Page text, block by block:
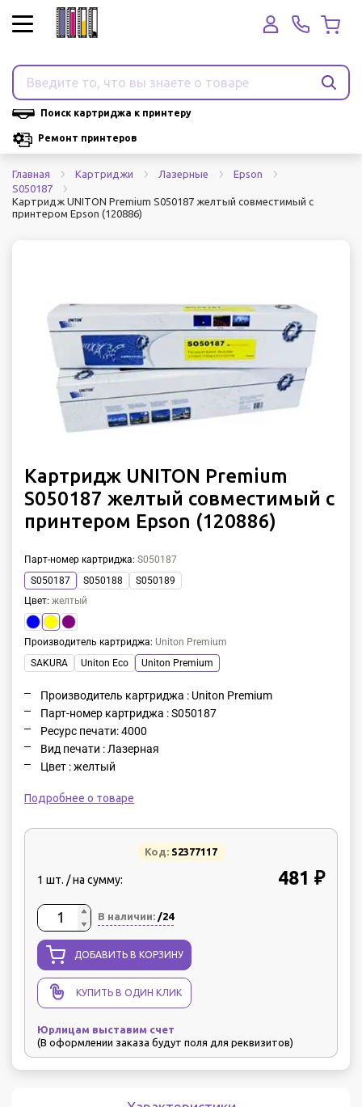
Поиск картриджа к принтеру
Ремонт принтеров
Главная Картриджи Лазерные
Epson
S050187
Картридж UNITON Premium S050187 желтый совместимый с
принтером Epson (120886)
Картридж UNITON Premium
S050187 желтый совместимый с
принтером Epson (120886)
Парт-номер картриджа: S050187
S050187
S050188
S050189
Цвет: желтый
Производитель картриджа: Uniton Premium
SAKURA
Uniton Eco Uniton Premium
Производитель картриджа : Uniton Premium
Парт-номер картриджа : S050187
Ресурс печати: 4000
Вид печати : Лазерная
Цвет : желтый
Подробнее о товаре
Код: S2377117
1 шт. / на сумму: 481 ₽
В наличии: /24
ДОБАВИТЬ В КОРЗИНУ
КУПИТЬ В ОДИН КЛИК
Юрлицам выставим счет
(В оформлении заказа будут поля для реквизитов)